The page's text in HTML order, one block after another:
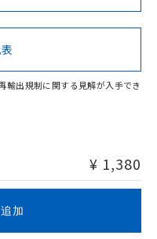
Cd Cr(VI)
があります。
認証/適合状況ページへ
ジからご検索ください
輸出規制に関する見解が入手でき
¥ 1,380
加